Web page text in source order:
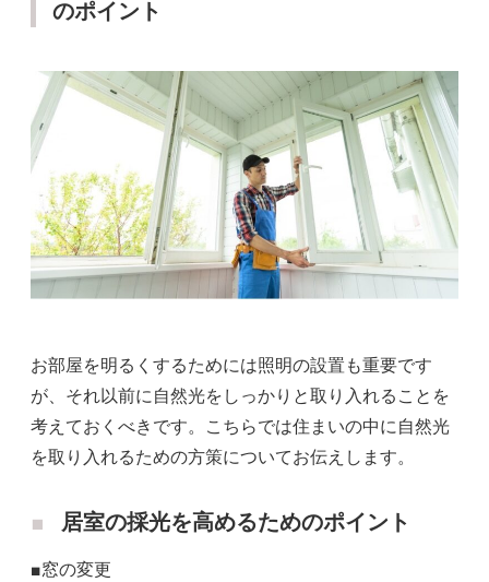
のポイント
お部屋を明るくするためには照明の設置も重要です
が、それ以前に自然光をしっかりと取り入れることを
考えておくべきです。こちらでは住まいの中に自然光
を取り入れるための方策についてお伝えします。
居室の採光を高めるためのポイント
■窓の変更